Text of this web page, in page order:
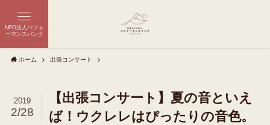
NPO法人パフォ
ーマンスバンク
ホーム 出張コンサート
【出張コンサート】夏の音といえ
ば！ウクレレはぴったりの音色。
2019
2/28